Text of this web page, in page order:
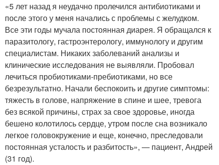
«5 лет назад я неудачно пролечился антибиотиками и
после этого у меня начались с проблемы с желудком.
Все эти годы мучала постоянная диарея. Я обращался к
паразитологу, гастроэнтерологу, иммунологу и другим
специалистам. Никаких заболеваний анализы и
клинические исследования не выявляли. Пробовал
лечиться пробиотиками-пребиотиками, но все
безрезультатно. Начали беспокоить и другие симптомы:
тяжесть в голове, напряжение в спине и шее, тревога
без всякой причины, страх за свое здоровье, иногда
бешено колотилось сердце, утром после сна возникало
легкое головокружение и еще, конечно, преследовали
постоянная усталость и разбитость», — пациент, Андрей
(31 год).